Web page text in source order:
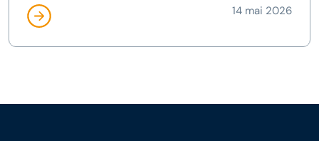
14 mai 2026